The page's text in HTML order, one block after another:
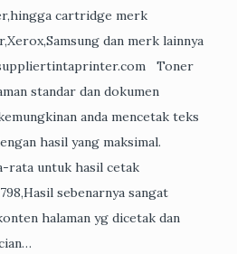
cartridge merk
dan merk lainnya
Toner
standar dan dokumen
anda mencetak teks
hasil yang maksimal.
rata untuk hasil cetak
sebenarnya sangat
halaman yg dicetak dan